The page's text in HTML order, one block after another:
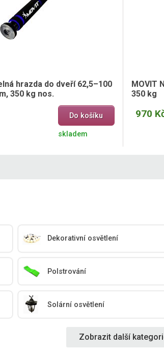
hrazda do dveří 62,5–100
350 kg nos.
Do košíku
skladem
MOVIT
350 kg
970
Dekorativní osvětlení
Polstrování
Solární osvětlení
Zobrazit další